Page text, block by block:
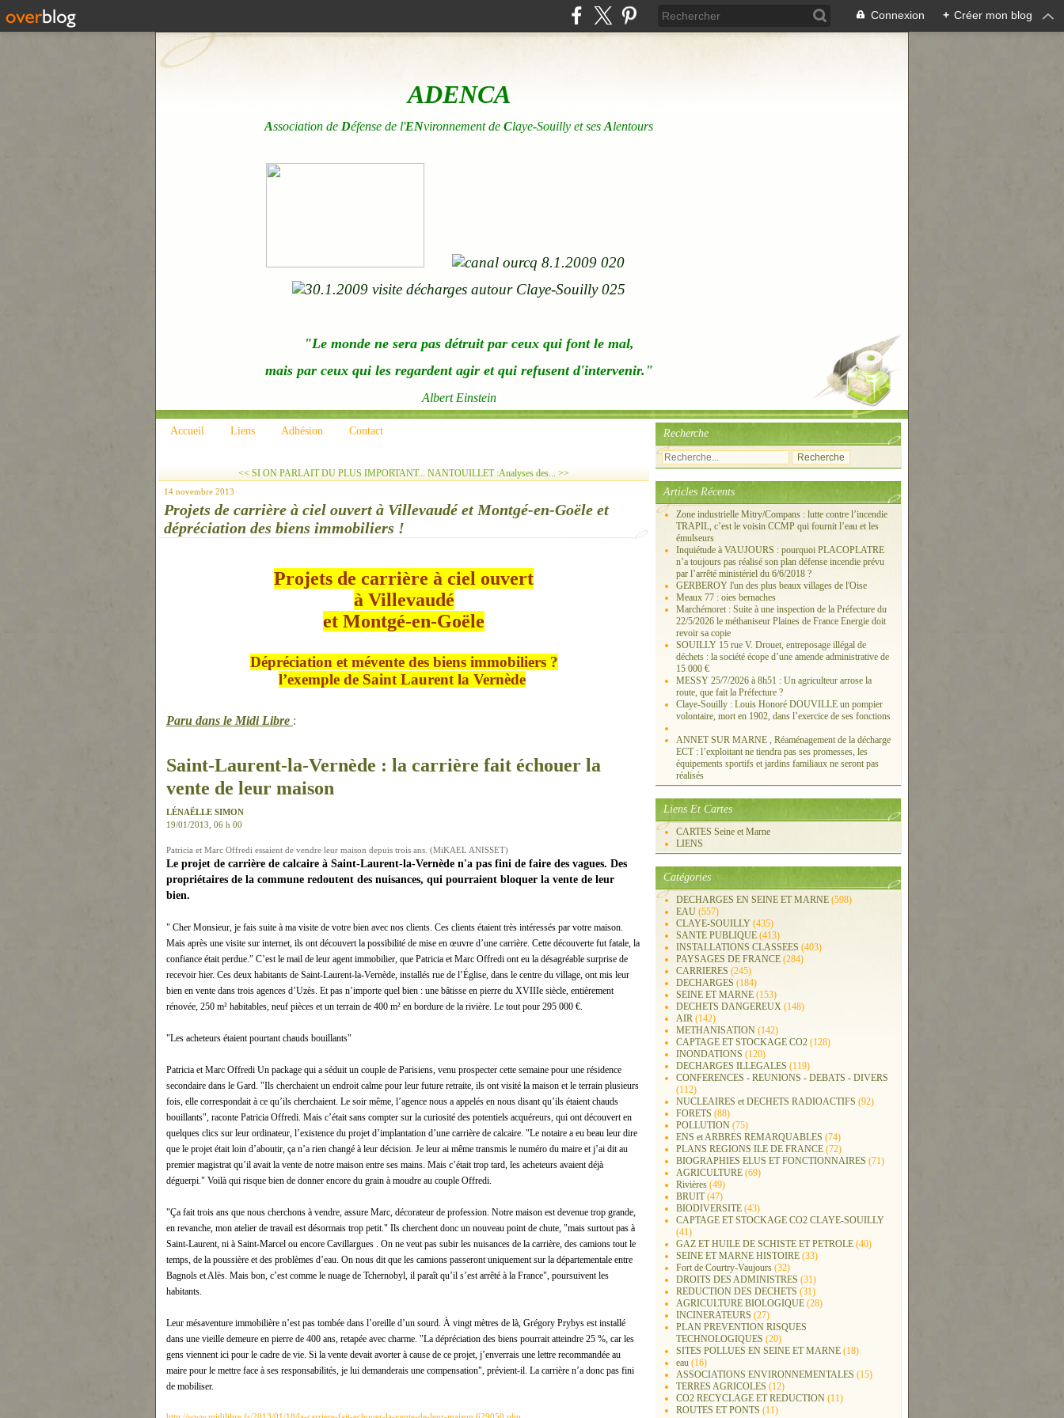
Connexion + Créer mon blog
ADENCA
Association de Défense de l'ENvironnement de Claye-Souilly et ses Alentours
"Le monde ne sera pas détruit par ceux qui font le mal,
mais par ceux qui les regardent agir et qui refusent d'intervenir."
Albert Einstein
Accueil Liens Adhésion Contact
<< SI ON PARLAIT DU PLUS IMPORTANT... NANTOUILLET :Analyses des... >>
14 novembre 2013
Projets de carrière à ciel ouvert à Villevaudé et Montgé-en-Goële et
dépréciation des biens immobiliers !
Projets de carrière à ciel ouvert
à Villevaudé
et Montgé-en-Goële
Dépréciation et mévente des biens immobiliers ?
l’exemple de Saint Laurent la Vernède
Paru dans le Midi Libre :
Saint-Laurent-la-Vernède : la carrière fait échouer la
vente de leur maison
LÉNAËLLE SIMON
19/01/2013, 06 h 00
Patricia et Marc Offredi essaient de vendre leur maison depuis trois ans. (MiKAEL ANISSET)
Le projet de carrière de calcaire à Saint-Laurent-la-Vernède n'a pas fini de faire des vagues. Des
propriétaires de la commune redoutent des nuisances, qui pourraient bloquer la vente de leur
bien.
" Cher Monsieur, je fais suite à ma visite de votre bien avec nos clients. Ces clients étaient très intéressés par votre maison.
Mais après une visite sur internet, ils ont découvert la possibilité de mise en œuvre d’une carrière. Cette découverte fut fatale, la
confiance était perdue." C’est le mail de leur agent immobilier, que Patricia et Marc Offredi ont eu la désagréable surprise de
recevoir hier. Ces deux habitants de Saint-Laurent-la-Vernède, installés rue de l’Église, dans le centre du village, ont mis leur
bien en vente dans trois agences d’Uzès. Et pas n’importe quel bien : une bâtisse en pierre du XVIIIe siècle, entièrement
rénovée, 250 m² habitables, neuf pièces et un terrain de 400 m² en bordure de la rivière. Le tout pour 295 000 €.
"Les acheteurs étaient pourtant chauds bouillants"
Patricia et Marc Offredi Un package qui a séduit un couple de Parisiens, venu prospecter cette semaine pour une résidence
secondaire dans le Gard. "Ils cherchaient un endroit calme pour leur future retraite, ils ont visité la maison et le terrain plusieurs
fois, elle correspondait à ce qu’ils cherchaient. Le soir même, l’agence nous a appelés en nous disant qu’ils étaient chauds
bouillants", raconte Patricia Offredi. Mais c’était sans compter sur la curiosité des potentiels acquéreurs, qui ont découvert en
quelques clics sur leur ordinateur, l’existence du projet d’implantation d’une carrière de calcaire. "Le notaire a eu beau leur dire
que le projet était loin d’aboutir, ça n’a rien changé à leur décision. Je leur ai même transmis le numéro du maire et j’ai dit au
premier magistrat qu’il avait la vente de notre maison entre ses mains. Mais c’était trop tard, les acheteurs avaient déjà
déguerpi." Voilà qui risque bien de donner encore du grain à moudre au couple Offredi.
"Ça fait trois ans que nous cherchons à vendre, assure Marc, décorateur de profession. Notre maison est devenue trop grande,
en revanche, mon atelier de travail est désormais trop petit." Ils cherchent donc un nouveau point de chute, "mais surtout pas à
Saint-Laurent, ni à Saint-Marcel ou encore Cavillargues . On ne veut pas subir les nuisances de la carrière, des camions tout le
temps, de la poussière et des problèmes d’eau. On nous dit que les camions passeront uniquement sur la départementale entre
Bagnols et Alès. Mais bon, c’est comme le nuage de Tchernobyl, il paraît qu’il s’est arrêté à la France", poursuivent les
habitants.
Leur mésaventure immobilière n’est pas tombée dans l’oreille d’un sourd. À vingt mètres de là, Grégory Prybys est installé
dans une vieille demeure en pierre de 400 ans, retapée avec charme. "La dépréciation des biens pourrait atteindre 25 %, car les
gens viennent ici pour le cadre de vie. Si la vente devait avorter à cause de ce projet, j’enverrais une lettre recommandée au
maire pour le mettre face à ses responsabilités, je lui demanderais une compensation", prévient-il. La carrière n’a donc pas fini
de mobiliser.
Recherche
Articles Récents
Zone industrielle Mitry/Compans : lutte contre l’incendie
TRAPIL, c’est le voisin CCMP qui fournit l’eau et les
émulseurs
Inquiétude à VAUJOURS : pourquoi PLACOPLATRE
n’a toujours pas réalisé son plan défense incendie prévu
par l’arrêté ministériel du 6/6/2018 ?
GERBEROY l'un des plus beaux villages de l'Oise
Meaux 77 : oies bernaches
Marchémoret : Suite à une inspection de la Préfecture du
22/5/2026 le méthaniseur Plaines de France Energie doit
revoir sa copie
SOUILLY 15 rue V. Drouet, entreposage illégal de
déchets : la société écope d’une amende administrative de
15 000 €
MESSY 25/7/2026 à 8h51 : Un agriculteur arrose la
route, que fait la Préfecture ?
Claye-Souilly : Louis Honoré DOUVILLE un pompier
volontaire, mort en 1902, dans l’exercice de ses fonctions
ANNET SUR MARNE , Réaménagement de la décharge
ECT : l’exploitant ne tiendra pas ses promesses, les
équipements sportifs et jardins familiaux ne seront pas
réalisés
Liens Et Cartes
CARTES Seine et Marne
LIENS
Catégories
DECHARGES EN SEINE ET MARNE (598)
EAU (557)
CLAYE-SOUILLY (435)
SANTE PUBLIQUE (413)
INSTALLATIONS CLASSEES (403)
PAYSAGES DE FRANCE (284)
CARRIERES (245)
DECHARGES (184)
SEINE ET MARNE (153)
DECHETS DANGEREUX (148)
AIR (142)
METHANISATION (142)
CAPTAGE ET STOCKAGE CO2 (128)
INONDATIONS (120)
DECHARGES ILLEGALES (119)
CONFERENCES - REUNIONS - DEBATS - DIVERS
(112)
NUCLEAIRES et DECHETS RADIOACTIFS (92)
FORETS (88)
POLLUTION (75)
ENS et ARBRES REMARQUABLES (74)
PLANS REGIONS ILE DE FRANCE (72)
BIOGRAPHIES ELUS ET FONCTIONNAIRES (71)
AGRICULTURE (69)
Rivières (49)
BRUIT(47)
BIODIVERSITE (43)
CAPTAGE ET STOCKAGE CO2 CLAYE-SOUILLY
(41)
GAZ ET HUILE DE SCHISTE ET PETROLE (40)
SEINE ET MARNE HISTOIRE (33)
Fort de Courtry-Vaujours (32)
DROITS DES ADMINISTRES (31)
REDUCTION DES DECHETS (31)
AGRICULTURE BIOLOGIQUE (28)
INCINERATEURS (27)
PLAN PREVENTION RISQUES
TECHNOLOGIQUES (20)
SITES POLLUES EN SEINE ET MARNE (18)
eau (16)
ASSOCIATIONS ENVIRONNEMENTALES (15)
TERRES AGRICOLES (12)
CO2 RECYCLAGE ET REDUCTION (11)
ROUTES ET PONTS (11)